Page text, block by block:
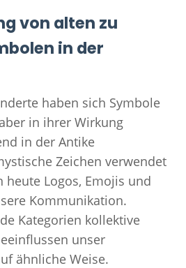
von alten zu
in der
haben sich Symbole
in ihrer Wirkung
in der Antike
Zeichen verwendet
Logos, Emojis und
Kommunikation.
Kategorien kollektive
unser
ähnliche Weise.